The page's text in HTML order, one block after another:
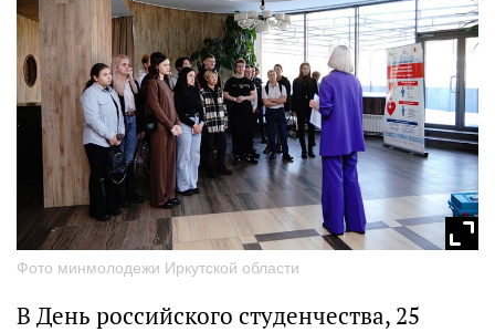
Фото минмолодежи Иркутской области
В День российского студенчества, 25